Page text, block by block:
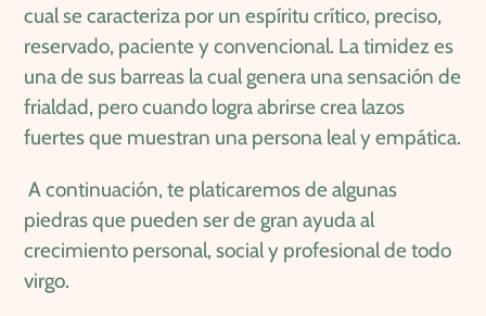
cual se caracteriza por un espíritu crítico, preciso,
reservado, paciente y convencional. La timidez es
una de sus barreas la cual genera una sensación de
frialdad, pero cuando logra abrirse crea lazos
fuertes que muestran una persona leal y empática.
A continuación, te platicaremos de algunas
piedras que pueden ser de gran ayuda al
crecimiento personal, social y profesional de todo
virgo.